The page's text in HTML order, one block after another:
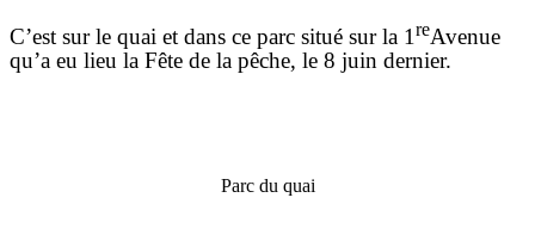
C’est sur le quai et dans ce parc situé sur la 1 reAvenue
qu’a eu lieu la Fête de la pêche, le 8 juin dernier.
Parc du quai